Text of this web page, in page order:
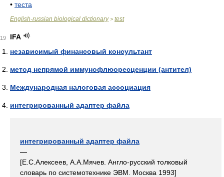
• теста
English-russian biological dictionary> test
19
IFA
независимый финансовый консультант
метод непрямой иммунофлюоресценции (антител)
Международная налоговая ассоциация
интегрированный адаптер файла
интегрированный адаптер файла
—
[Е.С.Алексеев, А.А.Мячев. Англо-русский толковый
словарь по системотехнике ЭВМ. Москва 1993]